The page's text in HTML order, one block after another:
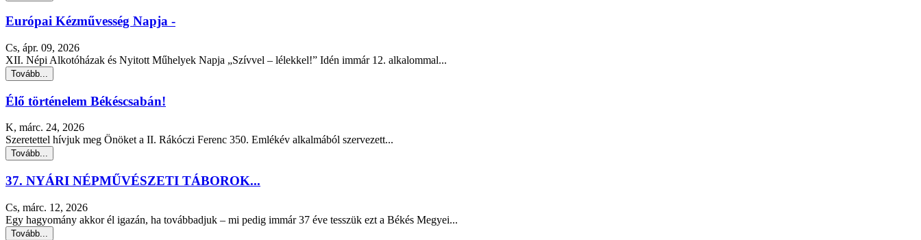
Európai Kézművesség Napja -
Cs, ápr. 09, 2026
XII. Népi Alkotóházak és Nyitott Műhelyek Napja „Szívvel – lélekkel!” Idén immár 12. alkalommal...
Tovább...
Élő történelem Békéscsabán!
K, márc. 24, 2026
Szeretettel hívjuk meg Önöket a II. Rákóczi Ferenc 350. Emlékév alkalmából szervezett...
Tovább...
37. NYÁRI NÉPMŰVÉSZETI TÁBOROK...
Cs, márc. 12, 2026
Egy hagyomány akkor él igazán, ha továbbadjuk – mi pedig immár 37 éve tesszük ezt a Békés Megyei...
Tovább...